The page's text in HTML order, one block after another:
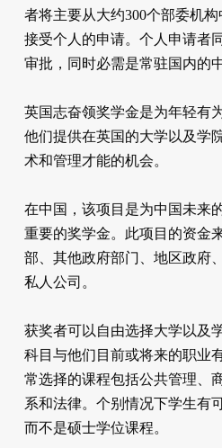
者将主要从大约300个部委机
接受个人的申请。个人申请者
审批，同时必需是常驻国内的
英国志奋领奖学金是为年轻有
他们提供在英国的大学以及学
术和管理才能的机会。
在中国，该项目是为中国未来
重要的奖学金。此项目的资金
部、其他政府部门、地区政府
私人公司。
获奖者可以自由选择大学以及
科目与他们目前或将来的职业
常选择的课程包括公共管理、
系和法律。个别情况下学生有
而不是硕士学位课程。